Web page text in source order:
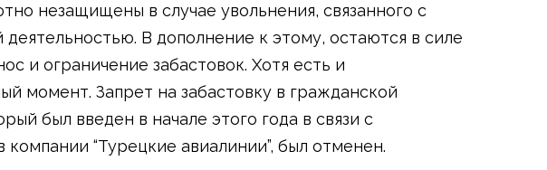
незащищены в случае увольнения, связанного с
В дополнение к этому, остаются в силе
и ограничение забастовок. Хотя есть и
момент. Запрет на забастовку в гражданской
был введен в начале этого года в связи с
компании “Турецкие авиалинии”, был отменен.